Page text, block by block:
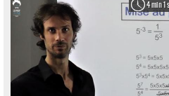
4 min 1 s